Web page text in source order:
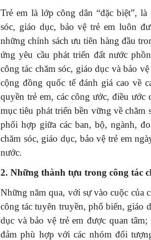
Trẻ em là lớp công dân “đặc biệt”,
sóc, giáo dục, bảo vệ trẻ em luôn
những chính sách ưu tiên hàng đầu
ứng yêu cầu phát triển đất nước
công tác chăm sóc, giáo dục và bảo
cộng đồng quốc tế đánh giá cao về
quyền trẻ em, các công ước, điều
mục tiêu phát triển bền vững về
phối hợp giữa các ban, bộ, ngành,
chăm sóc, giáo dục, bảo vệ trẻ em
nước.
2. Những thành tựu trong công tác
Những năm qua, với sự vào cuộc của
công tác tuyên truyền, phổ biến, giáo
dục và bảo vệ trẻ em được quan
đảm phù hợp với các nhóm đối